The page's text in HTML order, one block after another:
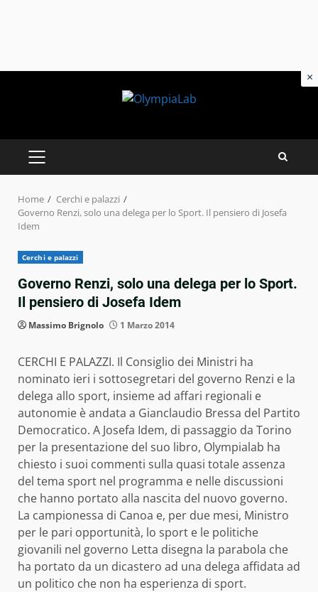
PRIMARY
MENU
Home
Cerchi e palazzi
Governo Renzi, solo una delega per lo Sport. Il pensiero di Josefa
Idem
Cerchi e palazzi
Governo Renzi, solo una delega per lo Sport.
Il pensiero di Josefa Idem
Massimo Brignolo 1 Marzo 2014
CERCHI E PALAZZI. Il Consiglio dei Ministri ha
nominato ieri i sottosegretari del governo Renzi e la
delega allo sport, insieme ad affari regionali e
autonomie è andata a Gianclaudio Bressa del Partito
Democratico. A Josefa Idem, di passaggio da Torino
per la presentazione del suo libro, Olympialab ha
chiesto i suoi commenti sulla quasi totale assenza
del tema sport nel programma e nelle discussioni
che hanno portato alla nascita del nuovo governo.
La campionessa di Canoa e, per due mesi, Ministro
per le pari opportunità, lo sport e le politiche
giovanili nel governo Letta disegna la parabola che
ha portato da un dicastero ad una delega affidata ad
un politico che non ha esperienza di sport.
×